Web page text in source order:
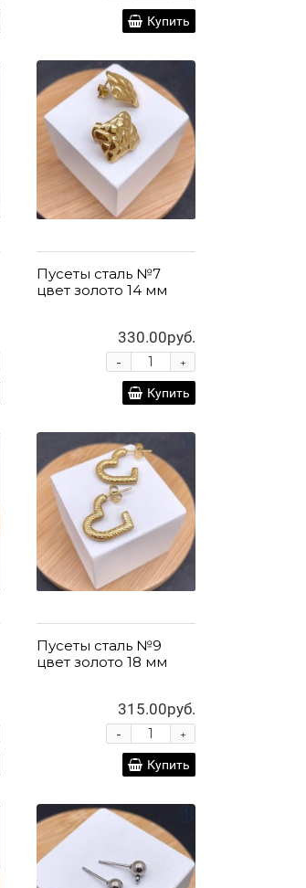
Купить
Пусеты сталь №7
цвет золото 14 мм
330.00руб.
+
-
Купить
Пусеты сталь №9
цвет золото 18 мм
315.00руб.
+
-
Купить